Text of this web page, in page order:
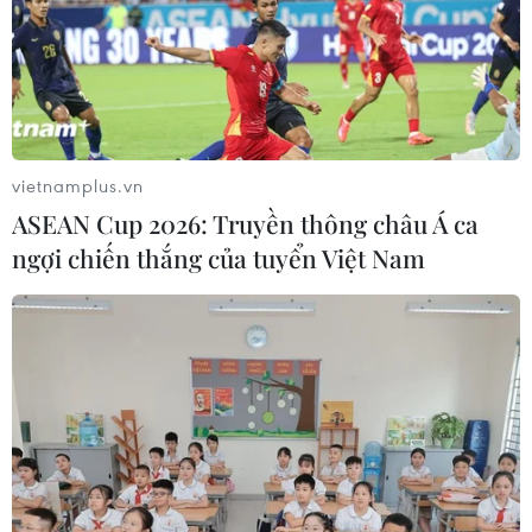
Đại sứ Nhật Bản tại Philippines Kashikawa Kazuhiko cho
rằng mục tiêu đảm bảo trật tự và quyền tự do hàng hải
ở Biển Đông là mối quan tâm chính đáng của cộng
đồng quốc tế, trong đó có Nhật Bản.
vietnamplus.vn
ASEAN Cup 2026: Truyền thông châu Á ca
ngợi chiến thắng của tuyển Việt Nam